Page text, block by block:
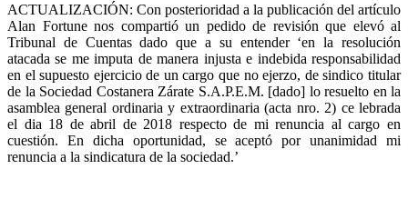
ACTUALIZACIÓN: Con posterioridad a la publicación del artículo
Alan Fortune nos compartió un pedido de revisión que elevó al
Tribunal de Cuentas dado que a su entender ‘en la resolución
atacada se me imputa de manera injusta e indebida responsabilidad
en el supuesto ejercicio de un cargo que no ejerzo, de sindico titular
de la Sociedad Costanera Zárate S.A.P.E.M. [dado] lo resuelto en la
asamblea general ordinaria y extraordinaria (acta nro. 2) ce lebrada
el dia 18 de abril de 2018 respecto de mi renuncia al cargo en
cuestión. En dicha oportunidad, se aceptó por unanimidad mi
renuncia a la sindicatura de la sociedad.’